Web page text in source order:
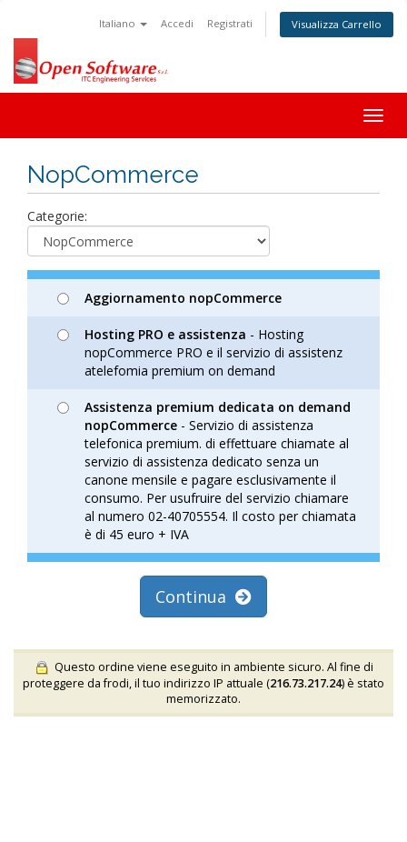
Italiano Accedi Registrati Visualizza Carrello
NopCommerce
Categorie:
Aggiornamento nopCommerce
Hosting PRO e assistenza - Hosting
nopCommerce PRO e il servizio di assistenz
atelefomia premium on demand
Assistenza premium dedicata on demand
nopCommerce - Servizio di assistenza
telefonica premium. di effettuare chiamate al
servizio di assistenza dedicato senza un
canone mensile e pagare esclusivamente il
consumo. Per usufruire del servizio chiamare
al numero 02-40705554. Il costo per chiamata
è di 45 euro + IVA
Continua
Questo ordine viene eseguito in ambiente sicuro. Al fine di
proteggere da frodi, il tuo indirizzo IP attuale (216.73.217.24) è stato
memorizzato.